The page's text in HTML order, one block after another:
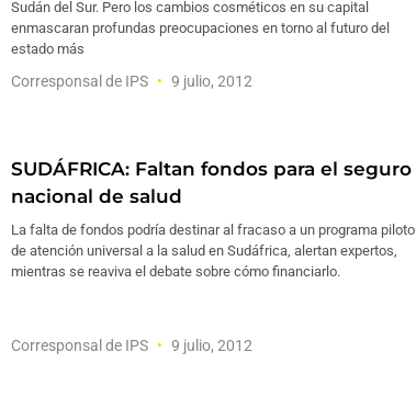
Sudán del Sur. Pero los cambios cosméticos en su capital
enmascaran profundas preocupaciones en torno al futuro del
estado más
Corresponsal de IPS 9 julio, 2012
SUDÁFRICA: Faltan fondos para el seguro
nacional de salud
La falta de fondos podría destinar al fracaso a un programa piloto
de atención universal a la salud en Sudáfrica, alertan expertos,
mientras se reaviva el debate sobre cómo financiarlo.
Corresponsal de IPS 9 julio, 2012